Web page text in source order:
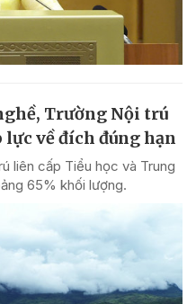
Trường Nội trú
lực về đích đúng hạn
liên cấp Tiểu học và Trung
65% khối lượng.